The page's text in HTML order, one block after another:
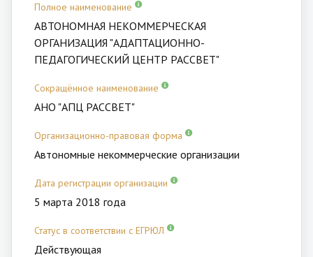
Полное наименование
АВТОНОМНАЯ НЕКОММЕРЧЕСКАЯ
ОРГАНИЗАЦИЯ "АДАПТАЦИОННО-
ПЕДАГОГИЧЕСКИЙ ЦЕНТР РАССВЕТ"
Сокращённое наименование
АНО "АПЦ РАССВЕТ"
Организационно-правовая форма
Автономные некоммерческие организации
Дата регистрации организации
5 марта 2018 года
Статус в соответствии с ЕГРЮЛ
Действующая